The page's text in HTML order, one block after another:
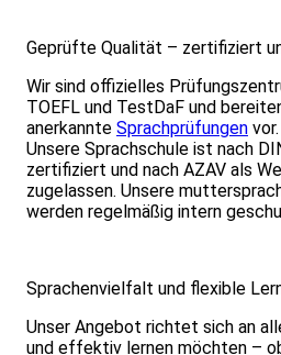
Geprüfte Qualität – zertifiziert
Wir sind offizielles
TOEFL und TestDaF und
anerkannte Sprachprüfungen vor.
Unsere Sprachschule ist nach
zertifiziert und nach AZAV als
zugelassen. Unsere
werden regelmäßig intern
Sprachenvielfalt und flexible
Unser Angebot richtet sich an
und effektiv lernen möchten –